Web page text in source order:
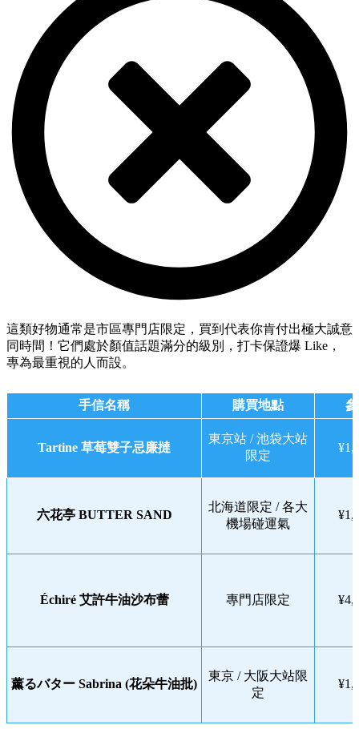
這類好物通常是市區專門店限定，買到代表你肯付出極大誠意
同時間！它們處於顏值話題滿分的級別，打卡保證爆 Like，
專為最重視的人而設。
手信名稱 購買地點
Tartine 草莓雙子忌廉撻
東京站 / 池袋大站
限定
六花亭 BUTTER SAND
北海道限定 / 各大
機場碰運氣
Échiré 艾許牛油沙布蕾 專門店限定
薰るバター Sabrina (花朵牛油批)
東京 / 大阪大站限
定